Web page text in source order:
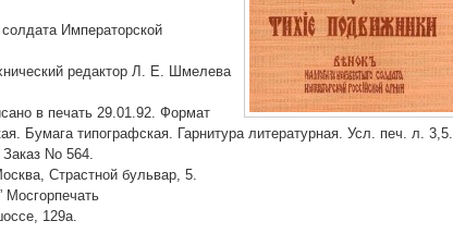
Императорской
редактор Л. Е. Шмелева
в печать 29.01.92. Формат
Бумага типографская. Гарнитура литературная. Усл. печ. л. 3,5.
No 564.
Страстной бульвар, 5.
Мосгорпечать
129а.